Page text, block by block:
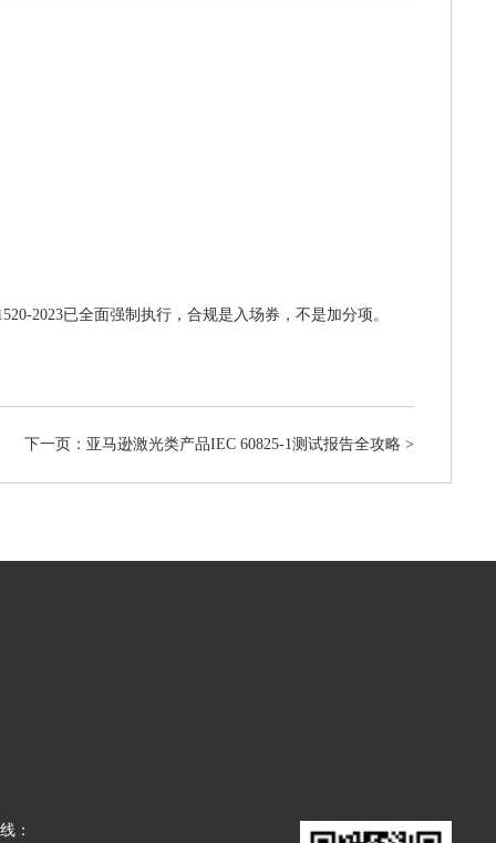
2023已全面强制执行，合规是入场券，不是加分项。
下一页：​亚马逊激光类产品IEC 60825-1测试报告全攻略>
：